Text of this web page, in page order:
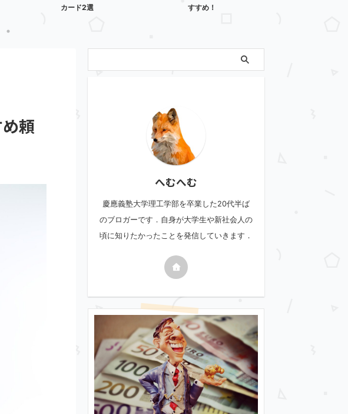
カード2選
すすめ！
頼
へむへむ
慶應義塾大学理工学部を卒業した20代半ば
のブロガーです．自身が大学生や新社会人の
頃に知りたかったことを発信していきます．